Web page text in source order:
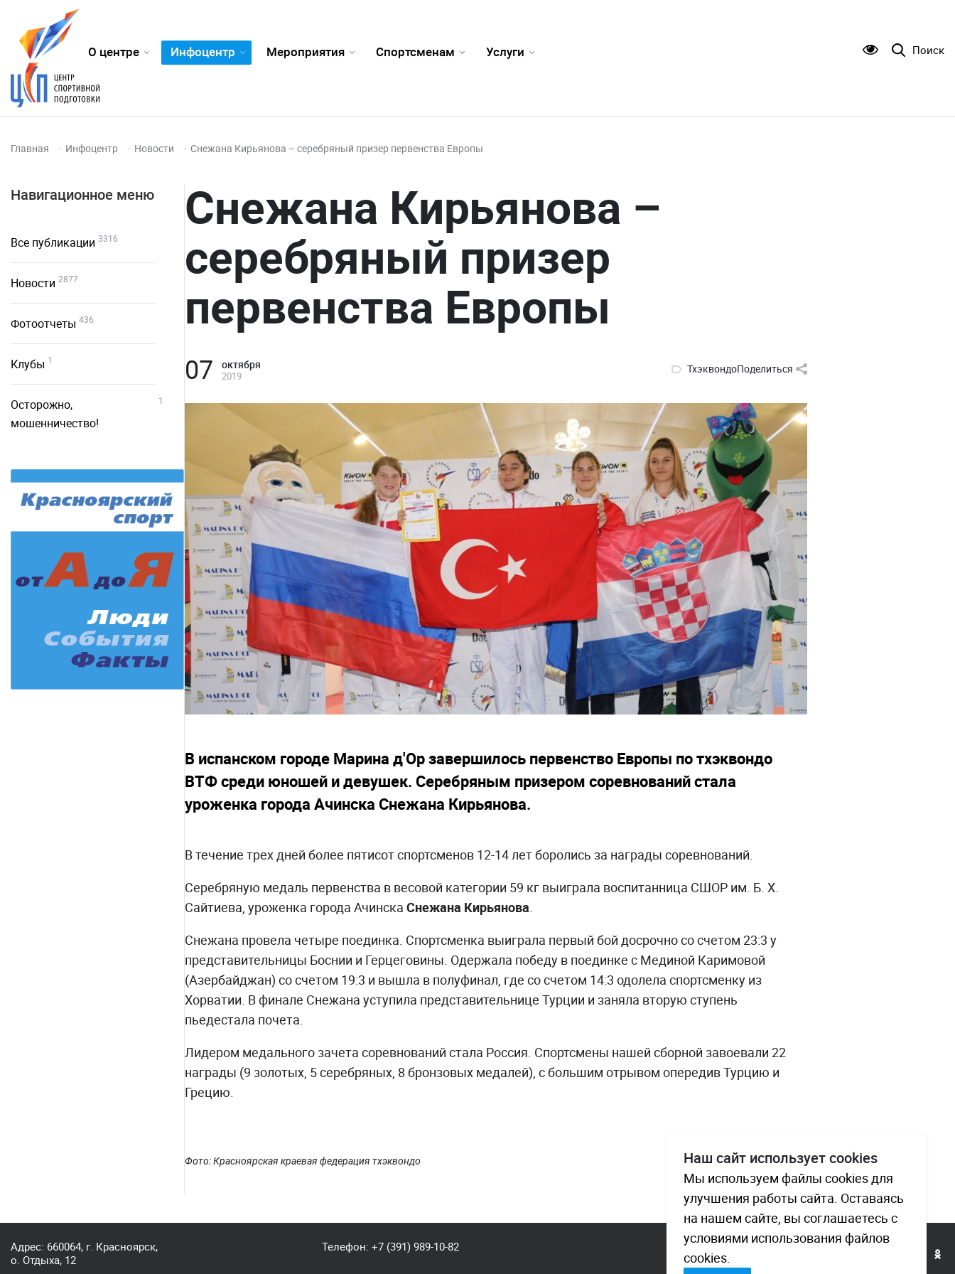
О центре Инфоцентр Мероприятия Спортсменам Услуги Поиск
Главная Инфоцентр Новости Снежана Кирьянова – серебряный призер первенства Европы
Навигационное меню
Все публикации 3316
Новости 2877
Фотоотчеты 436
Клубы 1
Осторожно,
мошенничество!
1
Снежана Кирьянова –
серебряный призер
первенства Европы
07 октября
2019
ТхэквондоПоделиться
В испанском городе Марина д'Ор завершилось первенство Европы по тхэквондо
ВТФ среди юношей и девушек. Серебряным призером соревнований стала
уроженка города Ачинска Снежана Кирьянова.
В течение трех дней более пятисот спортсменов 12-14 лет боролись за награды соревнований.
Серебряную медаль первенства в весовой категории 59 кг выиграла воспитанница СШОР им. Б. Х.
Сайтиева, уроженка города Ачинска Снежана Кирьянова.
Снежана провела четыре поединка. Спортсменка выиграла первый бой досрочно со счетом 23:3 у
представительницы Боснии и Герцеговины. Одержала победу в поединке с Мединой Каримовой
(Азербайджан) со счетом 19:3 и вышла в полуфинал, где со счетом 14:3 одолела спортсменку из
Хорватии. В финале Снежана уступила представительнице Турции и заняла вторую ступень
пьедестала почета.
Лидером медального зачета соревнований стала Россия. Спортсмены нашей сборной завоевали 22
награды (9 золотых, 5 серебряных, 8 бронзовых медалей), с большим отрывом опередив Турцию и
Грецию.
Фото: Красноярская краевая федерация тхэквондо
Адрес: 660064, г. Красноярск,
о. Отдыха, 12
Телефон: +7 (391) 989-10-82
Наш сайт использует cookies
Мы используем файлы cookies для
улучшения работы сайта. Оставаясь
на нашем сайте, вы соглашаетесь с
условиями использования файлов
cookies.